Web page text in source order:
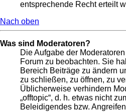
entsprechende Recht erteilt
Nach oben
Was sind Moderatoren?
Die Aufgabe der
Forum zu beobachten. Sie
Bereich Beiträge zu ändern
zu schließen, zu öffnen, zu
Üblicherweise verhindern
„offtopic“, d. h. etwas nicht
Beleidigendes bzw.